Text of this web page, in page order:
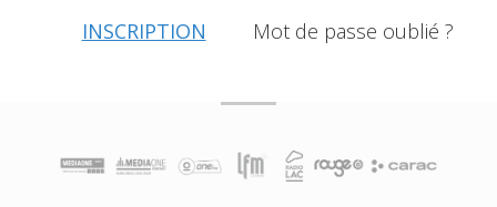
INSCRIPTION Mot de passe oublié ?